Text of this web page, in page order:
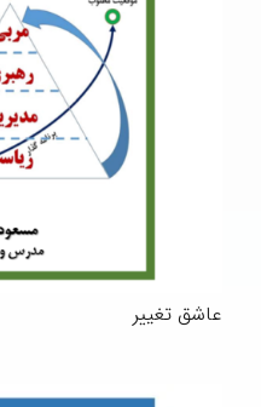
عاشق تغییر